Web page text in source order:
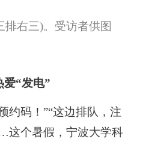
排右三)。受访者供图
“发电”
码！”“这边排队，注
个暑假，宁波大学科